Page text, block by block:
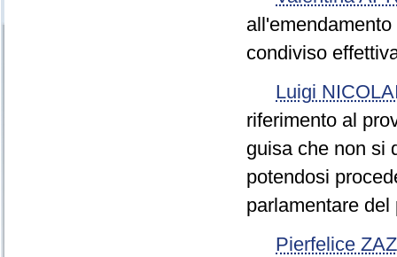
condiviso
Luigi
riferimento al
guisa che non si
potendosi
parlamentare
Pierfelice